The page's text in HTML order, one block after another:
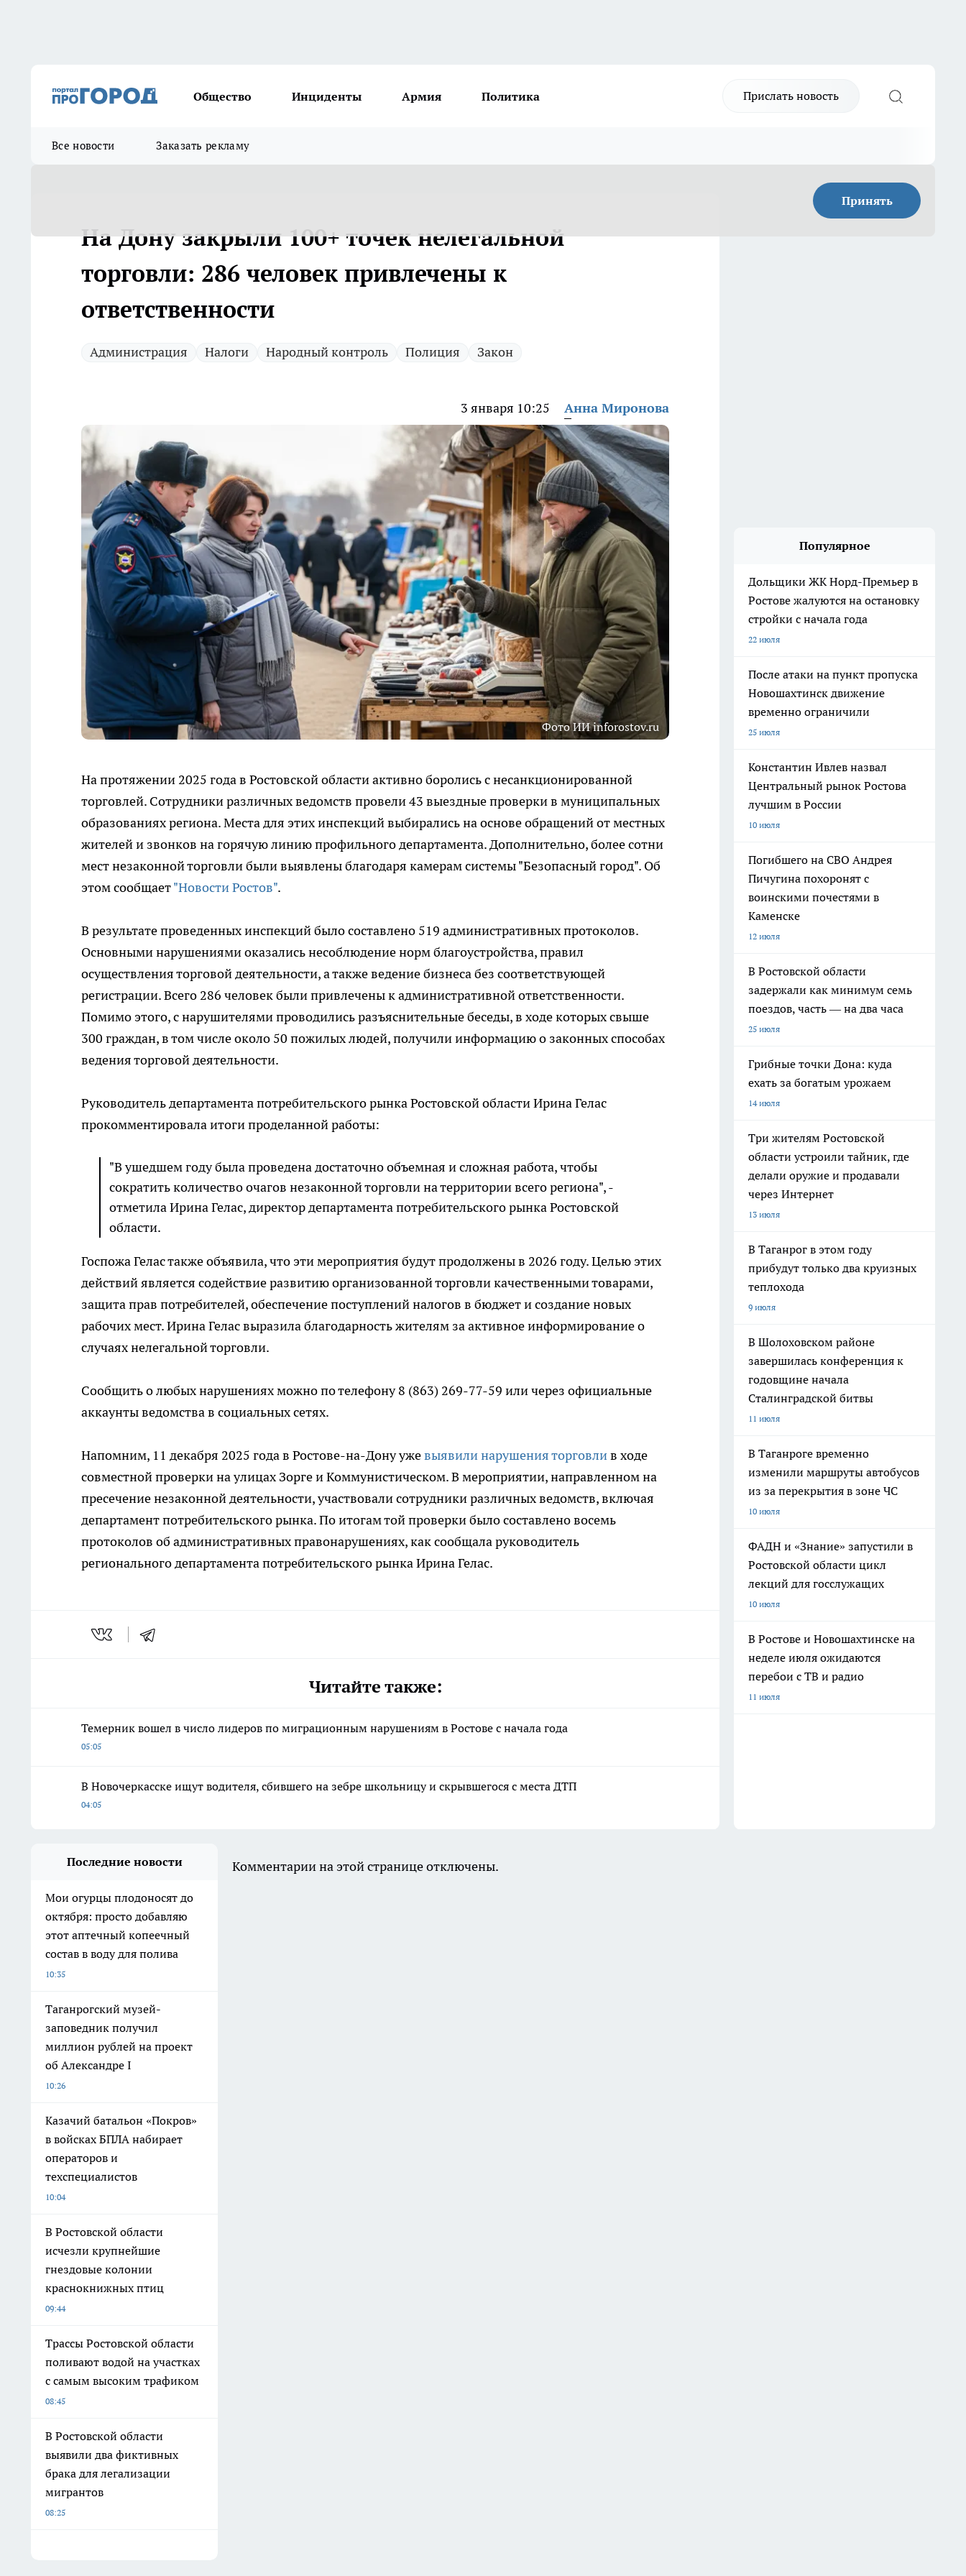
Общество Инциденты Армия Политика Прислать новость
Все новости Заказать рекламу
Принять
На Дону закрыли 100+ точек нелегальной
торговли: 286 человек привлечены к
ответственности
Администрация Налоги Народный контроль Полиция Закон
3 января 10:25 Анна Миронова
Фото ИИ inforostov.ru
На протяжении 2025 года в Ростовской области активно боролись с несанкционированной
торговлей. Сотрудники различных ведомств провели 43 выездные проверки в муниципальных
образованиях региона. Места для этих инспекций выбирались на основе обращений от местных
жителей и звонков на горячую линию профильного департамента. Дополнительно, более сотни
мест незаконной торговли были выявлены благодаря камерам системы "Безопасный город". Об
этом сообщает"Новости Ростов".
В результате проведенных инспекций было составлено 519 административных протоколов.
Основными нарушениями оказались несоблюдение норм благоустройства, правил
осуществления торговой деятельности, а также ведение бизнеса без соответствующей
регистрации. Всего 286 человек были привлечены к административной ответственности.
Помимо этого, с нарушителями проводились разъяснительные беседы, в ходе которых свыше
300 граждан, в том числе около 50 пожилых людей, получили информацию о законных способах
ведения торговой деятельности.
Руководитель департамента потребительского рынка Ростовской области Ирина Гелас
прокомментировала итоги проделанной работы:
"В ушедшем году была проведена достаточно объемная и сложная работа, чтобы
сократить количество очагов незаконной торговли на территории всего региона", -
отметила Ирина Гелас, директор департамента потребительского рынка Ростовской
области.
Госпожа Гелас также объявила, что эти мероприятия будут продолжены в 2026 году. Целью этих
действий является содействие развитию организованной торговли качественными товарами,
защита прав потребителей, обеспечение поступлений налогов в бюджет и создание новых
рабочих мест. Ирина Гелас выразила благодарность жителям за активное информирование о
случаях нелегальной торговли.
Сообщить о любых нарушениях можно по телефону 8 (863) 269-77-59 или через официальные
аккаунты ведомства в социальных сетях.
Напомним, 11 декабря 2025 года в Ростове-на-Дону ужевыявили нарушения торговлив ходе
совместной проверки на улицах Зорге и Коммунистическом. В мероприятии, направленном на
пресечение незаконной деятельности, участвовали сотрудники различных ведомств, включая
департамент потребительского рынка. По итогам той проверки было составлено восемь
протоколов об административных правонарушениях, как сообщала руководитель
регионального департамента потребительского рынка Ирина Гелас.
Читайте также:
Темерник вошел в число лидеров по миграционным нарушениям в Ростове с начала года
05:05
В Новочеркасске ищут водителя, сбившего на зебре школьницу и скрывшегося с места ДТП
04:05
Популярное
Дольщики ЖК Норд-Премьер в
Ростове жалуются на остановку
стройки с начала года
22 июля
После атаки на пункт пропуска
Новошахтинск движение
временно ограничили
25 июля
Константин Ивлев назвал
Центральный рынок Ростова
лучшим в России
10 июля
Погибшего на СВО Андрея
Пичугина похоронят с
воинскими почестями в
Каменске
12 июля
В Ростовской области
задержали как минимум семь
поездов, часть — на два часа
25 июля
Грибные точки Дона: куда
ехать за богатым урожаем
14 июля
Три жителям Ростовской
области устроили тайник, где
делали оружие и продавали
через Интернет
13 июля
В Таганрог в этом году
прибудут только два круизных
теплохода
9 июля
В Шолоховском районе
завершилась конференция к
годовщине начала
Сталинградской битвы
11 июля
В Таганроге временно
изменили маршруты автобусов
из за перекрытия в зоне ЧС
10 июля
ФАДН и «Знание» запустили в
Ростовской области цикл
лекций для госслужащих
10 июля
В Ростове и Новошахтинске на
неделе июля ожидаются
перебои с ТВ и радио
11 июля
Последние новости
Мои огурцы плодоносят до
октября: просто добавляю
этот аптечный копеечный
состав в воду для полива
10:35
Таганрогский музей-
заповедник получил
миллион рублей на проект
об Александре I
10:26
Казачий батальон «Покров»
в войсках БПЛА набирает
операторов и
техспециалистов
10:04
В Ростовской области
исчезли крупнейшие
гнездовые колонии
краснокнижных птиц
09:44
Трассы Ростовской области
поливают водой на участках
с самым высоким трафиком
08:45
В Ростовской области
выявили два фиктивных
брака для легализации
мигрантов
08:25
Комментарии на этой странице отключены.